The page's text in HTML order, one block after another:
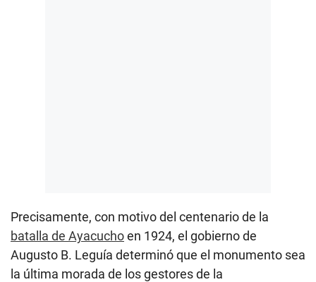
Precisamente, con motivo del centenario de la
batalla de Ayacuchoen 1924, el gobierno de
Augusto B. Leguía determinó que el monumento sea
la última morada de los gestores de la